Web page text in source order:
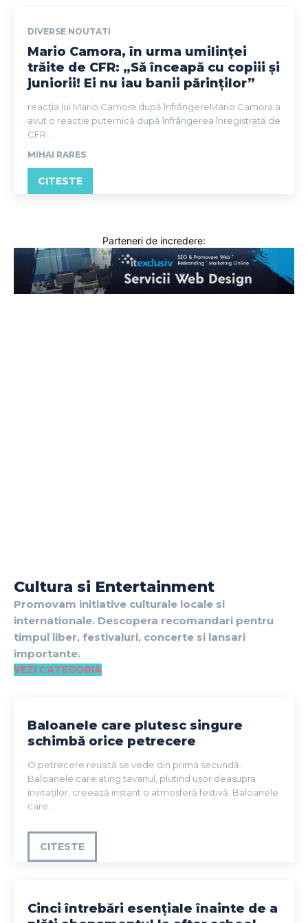
DIVERSE NOUTATI
Mario Camora, în urma umilinței
trăite de CFR: „Să înceapă cu copiii și
juniorii! Ei nu iau banii părinților”
reacția lui Mario Camora după înfrângereMario Camora a
avut o reacție puternică după înfrângerea înregistrată de
CFR...
MIHAI RARES
CITESTE
Parteneri de incredere:
Cultura si Entertainment
Promovam initiative culturale locale si
internationale. Descopera recomandari pentru
timpul liber, festivaluri, concerte si lansari
importante.
VEZI CATEGORIA
Baloanele care plutesc singure
schimbă orice petrecere
O petrecere reușită se vede din prima secundă.
Baloanele care ating tavanul, plutind ușor deasupra
invitaților, creează instant o atmosferă festivă. Baloanele
care...
CITESTE
Cinci întrebări esențiale înainte de a